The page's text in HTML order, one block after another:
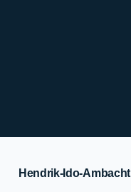
Hendrik-Ido-Ambacht